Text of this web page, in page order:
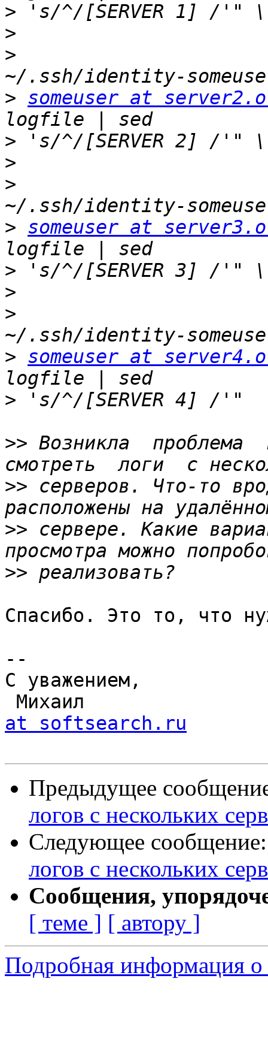
>
>
>
> someuser at
>
>
>
> someuser at
>
>
>
> someuser at
>
>> Возникла  проблема
>> серверов. Что-то
>> сервере. Какие
>>
Спасибо. Это то, что
--
С уважением,
Михаил
at softsearch.ru
Предыдущее
логов с нескольких
Следующее
логов с нескольких
Сообщения,
[ теме ] [ автору ]
Подробная информация